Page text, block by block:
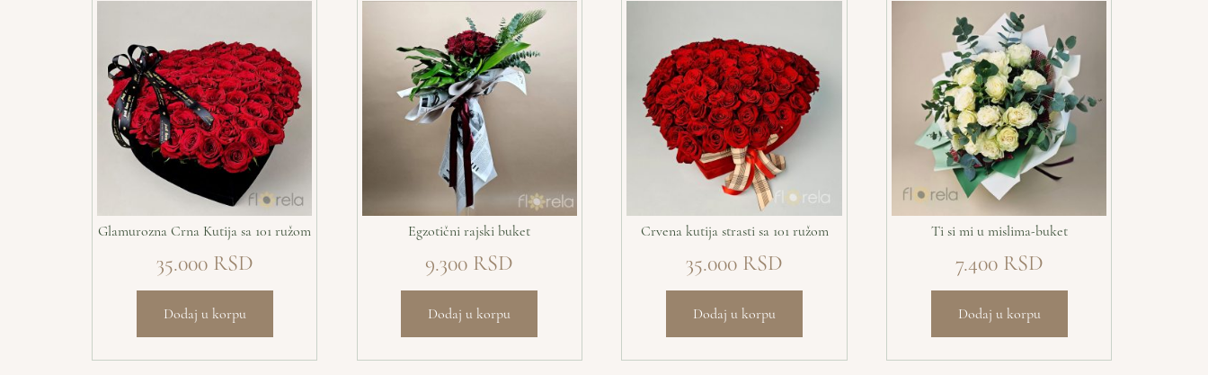
Glamurozna Crna Kutija sa 101 ružom
35.000
Dodaj u korpu
Egzotični rajski buket
9.300
Dodaj u korpu
Crvena kutija strasti sa 101 ružom
35.000
Dodaj u korpu
Ti si mi u mislima-buket
7.400
Dodaj u korpu